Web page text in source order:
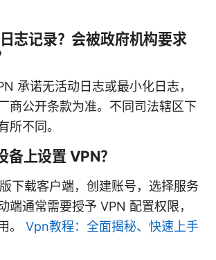
志记录？会被政府机构要求
承诺无活动日志或最小化日志，
商公开条款为准。不同司法辖区下
所不同。
备上设置 VPN？
下载客户端，创建账号，选择服务
端通常需要授予 VPN 配置权限，
。 Vpn教程：全面揭秘、快速上手